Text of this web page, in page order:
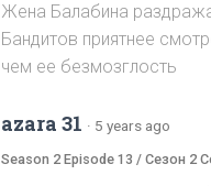
Жена Балабина
Бандитов приятнее
чем ее безмозглость
azara 31 · 5 years ago
Season 2 Episode 13 / Сезон 2